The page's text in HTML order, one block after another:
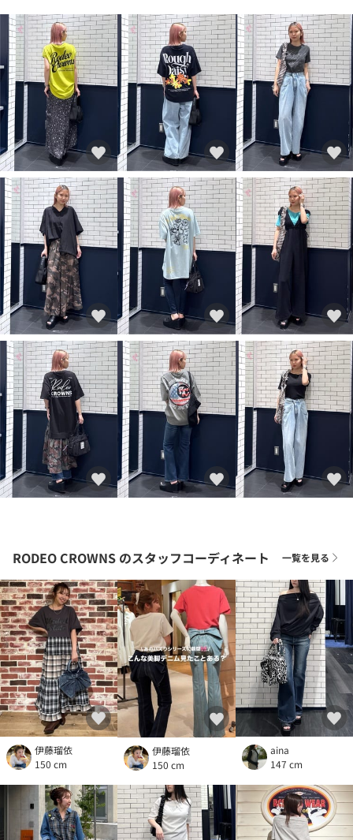
RODEO CROWNS のスタッフコーディネート 一覧を見る
伊藤瑠依
150 cm
伊藤瑠依
150 cm
aina
147 cm